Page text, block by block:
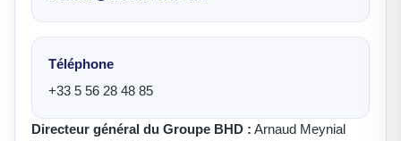
Téléphone
+33 5 56 28 48 85
Directeur général du Groupe BHD : Arnaud Meynial